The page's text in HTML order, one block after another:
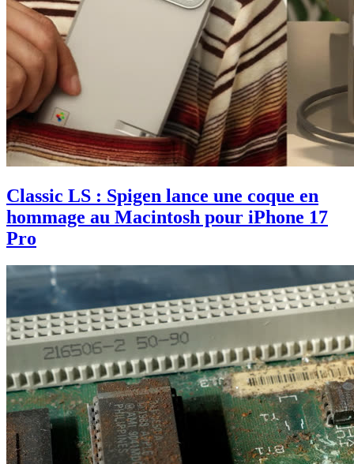
Classic LS : Spigen lance une coque en
hommage au Macintosh pour iPhone 17
Pro